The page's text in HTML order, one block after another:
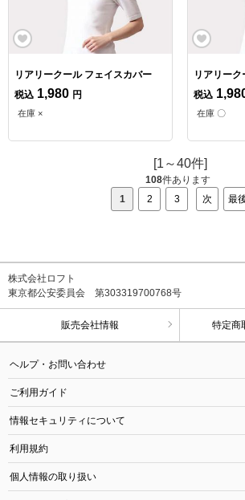
リアリークール フェイスカバー
税込 1,980 円
在庫 ×
リアリー
税込
在庫 〇
[1～40件]
108件あります
1
2 3 次 最
株式会社ロフト
東京都公安委員会 第303319700768号
販売会社情報 特定商
ヘルプ・お問い合わせ
ご利用ガイド
情報セキュリティについて
利用規約
個人情報の取り扱い